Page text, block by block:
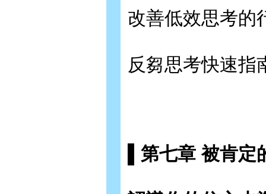
改善低效思考的
反芻思考快速指
▌第七章 被肯定